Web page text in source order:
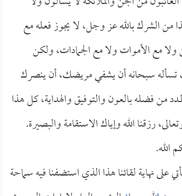
من الشرك بالله عز وجل، لا يجوز فعله مع
ولا مع الأموات ولا مع الجمادات، ولكن
سبحانه أن يشفي مريضك، أن ينصرك
من فضله بالعون والتوفيق والهداية، كل هذا
رزقنا الله وإياك الاستقامة والبصيرة.
الله.
على نهاية لقائنا هذا الذي استضفنا فيه سماحة